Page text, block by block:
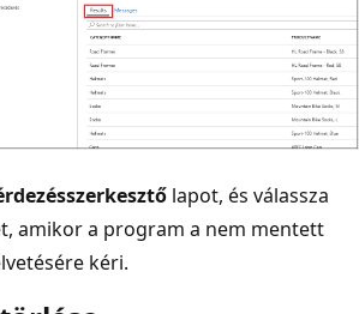
lapot, és válassza
amikor a program a nem mentett
kéri.